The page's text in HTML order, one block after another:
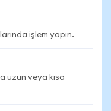
işlem yapın.
uzun veya kısa